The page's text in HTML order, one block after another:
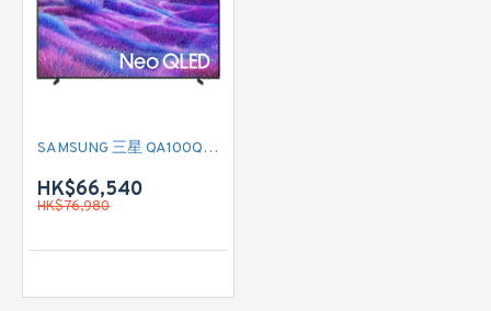
SAMSUNG 三星 QA100QN80FJXZK 100吋 Neo QLED 4K QN80F Vision AI SMART TV
HK$66,540
HK$76,980